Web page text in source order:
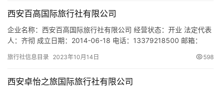
西安百高国际旅行社有限公司
企业名称：西安百高国际旅行社有限公司 经营状态：开业 法定代表
人：齐彻 成立日期：2014-06-18 电话：13379218500 邮箱：
91610104396092131Q 注册地址：陕西省西安市莲湖区丰禾路
游业务，国内旅游业务。（依法须…
旅行社信息目录 2023年10月14日 598
西安卓怡之旅国际旅行社有限公司